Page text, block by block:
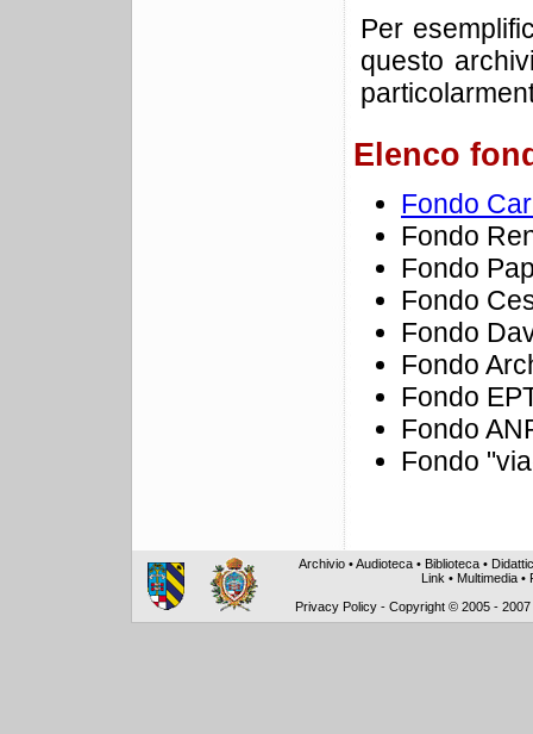
Per
questo
Elenco
Fondo
Fondo
Fondo
Fondo
Fondo
Fondo
Fondo
Fondo
Fondo
Archivio •Audioteca • Biblioteca •
Link • Multimedia •
Privacy Policy -Copyright © 2005 -